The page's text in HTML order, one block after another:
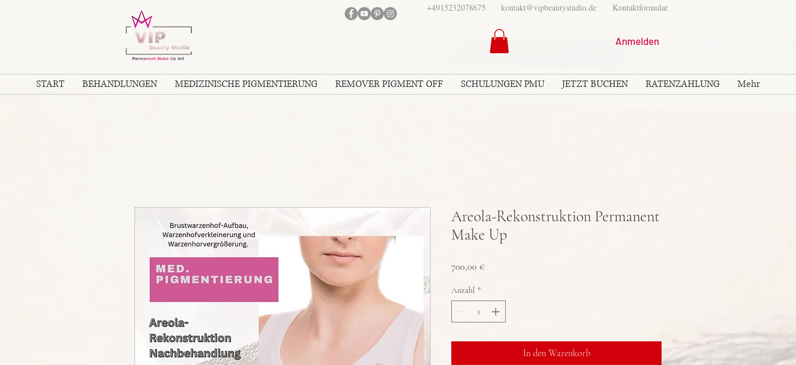
+4915232078675 kontakt@vipbeautystudio.de Kontaktformular
Anmelden
START BEHANDLUNGEN MEDIZINISCHE PIGMENTIERUNG REMOVER PIGMENT OFF SCHULUNGEN PMU JETZT BUCHEN RATENZAHLUNG Mehr
Areola-Rekonstruktion Permanent
Make Up
700,00 €Preis
Anzahl *
In den Warenkorb